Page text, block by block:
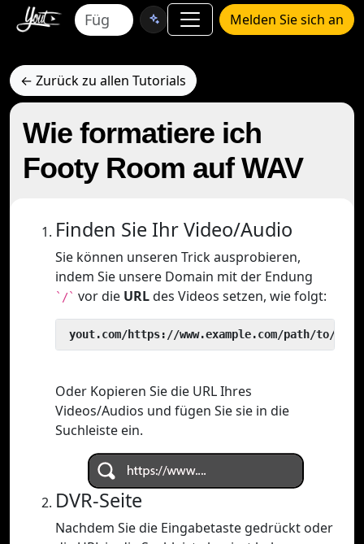
Melden Sie sich an
← Zurück zu allen Tutorials
Wie formatiere ich
Footy Room auf WAV
Finden Sie Ihr Video/Audio
Sie können unseren Trick ausprobieren,
indem Sie unsere Domain mit der Endung
`/` vor die URLdes Videos setzen, wie folgt:
yout.com/https://www.example.com/path/to/
Oder Kopieren Sie die URL Ihres
Videos/Audios und fügen Sie sie in die
Suchleiste ein.
DVR-Seite
Nachdem Sie die Eingabetaste gedrückt oder